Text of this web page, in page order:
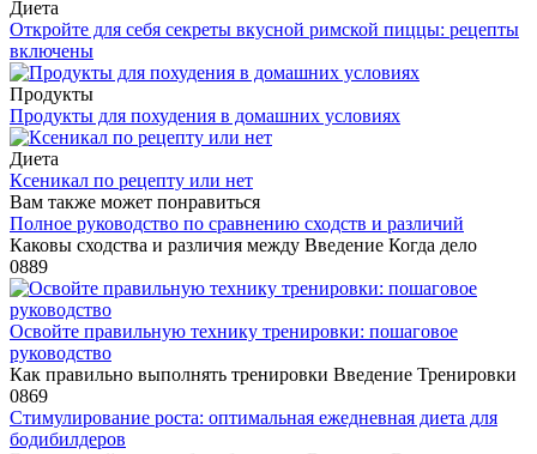
Диета
Откройте для себя секреты вкусной римской пиццы: рецепты
включены
Продукты
Продукты для похудения в домашних условиях
Диета
Ксеникал по рецепту или нет
Вам также может понравиться
Полное руководство по сравнению сходств и различий
Каковы сходства и различия между Введение Когда дело
0889
Освойте правильную технику тренировки: пошаговое
руководство
Как правильно выполнять тренировки Введение Тренировки
0869
Стимулирование роста: оптимальная ежедневная диета для
бодибилдеров